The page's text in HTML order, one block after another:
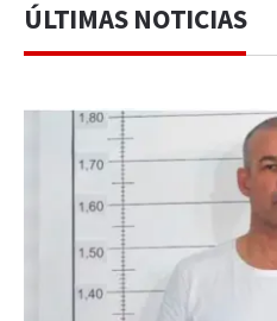
ÚLTIMAS NOTICIAS